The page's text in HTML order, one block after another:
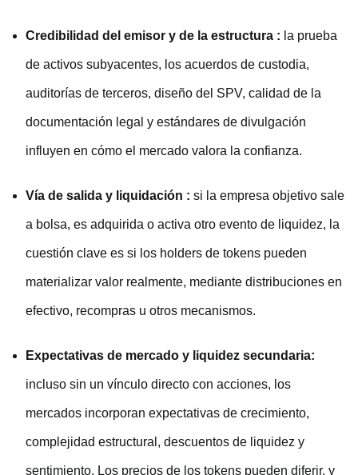
Credibilidad del emisor y de la estructura : la prueba
de activos subyacentes, los acuerdos de custodia,
auditorías de terceros, diseño del SPV, calidad de la
documentación legal y estándares de divulgación
influyen en cómo el mercado valora la confianza.
Vía de salida y liquidación : si la empresa objetivo sale
a bolsa, es adquirida o activa otro evento de liquidez, la
cuestión clave es si los holders de tokens pueden
materializar valor realmente, mediante distribuciones en
efectivo, recompras u otros mecanismos.
Expectativas de mercado y liquidez secundaria:
incluso sin un vínculo directo con acciones, los
mercados incorporan expectativas de crecimiento,
complejidad estructural, descuentos de liquidez y
sentimiento. Los precios de los tokens pueden diferir, y